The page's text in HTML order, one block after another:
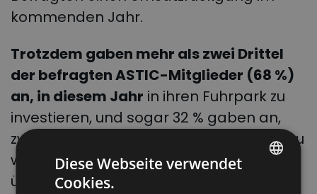
kommenden Jahr.
Trotzdem gaben mehr als zwei Drittel
der befragten ASTIC-Mitglieder (68 %)
an, in diesem Jahr in ihren Fuhrpark zu
investieren, und sogar 32 % gaben an,
zwischen 50 und 149 Fahrzeuge kaufen zu
wollen. Darüber hinaus plant die
überwiegende Mehrheit (73 %) in Bezug
Diese Webseite verwendet
Cookies.